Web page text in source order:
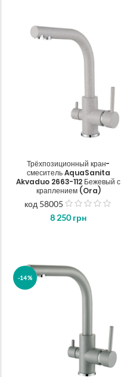
Трёхпозиционный кран-
смеситель AquaSanita
Akvaduo 2663-112 Бежевый с
краплением (Ora)
код 58005
8 250грн
-14%